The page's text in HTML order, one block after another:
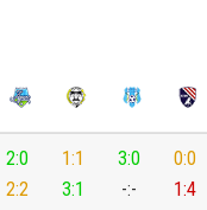
2:0
2:2
1:1
3:1
3:0
-:-
0:0
1:4